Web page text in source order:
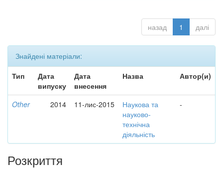
назад 1 далі
Знайдені матеріали:
Тип
Дата
випуску
Дата
внесення
Назва Автор(и)
Other 2014 11-лис-2015
Наукова та
науково-
технічна
діяльність
-
Розкриття